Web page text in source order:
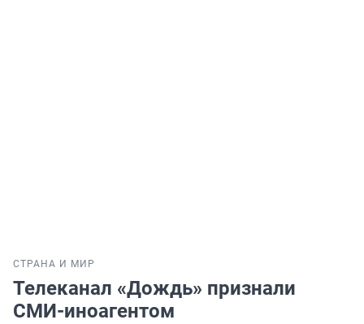
СТРАНА И МИР
Телеканал «Дождь» признали
СМИ-иноагентом